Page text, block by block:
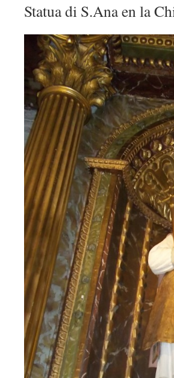
Statua di S.Ana en la